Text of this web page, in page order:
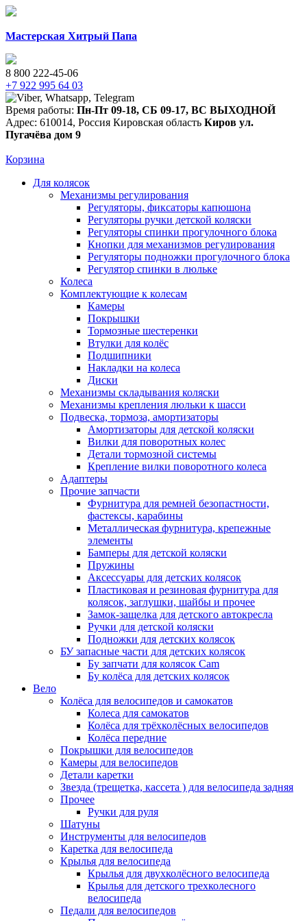
Мастерская Хитрый Папа
8 800 222-45-06
+7 922 995 64 03
Время работы: Пн-Пт 09-18, СБ 09-17, ВС ВЫХОДНОЙ
Адрес: 610014, Россия Кировская область Киров ул.
Пугачёва дом 9
Корзина
Для колясок
Механизмы регулирования
Регуляторы, фиксаторы капюшона
Регуляторы ручки детской коляски
Регуляторы спинки прогулочного блока
Кнопки для механизмов регулирования
Регуляторы подножки прогулочного блока
Регулятор спинки в люльке
Колеса
Комплектующие к колесам
Камеры
Покрышки
Тормозные шестеренки
Втулки для колёс
Подшипники
Накладки на колеса
Диски
Механизмы складывания коляски
Механизмы крепления люльки к шасси
Подвеска, тормоза, амортизаторы
Амортизаторы для детской коляски
Вилки для поворотных колес
Детали тормозной системы
Крепление вилки поворотного колеса
Адаптеры
Прочие запчасти
Фурнитура для ремней безопастности,
фастексы, карабины
Металлическая фурнитура, крепежные
элементы
Бамперы для детской коляски
Пружины
Аксессуары для детских колясок
Пластиковая и резиновая фурнитура для
колясок, заглушки, шайбы и прочее
Замок-защелка для детского автокресла
Ручки для детской коляски
Подножки для детских колясок
БУ запасные части для детских колясок
Бу запчати для колясок Cam
Бу колёса для детских колясок
Вело
Колёса для велосипедов и самокатов
Колеса для самокатов
Колёса для трёхколёсных велосипедов
Колёса передние
Покрышки для велосипедов
Камеры для велосипедов
Детали каретки
Звезда (трещетка, кассета ) для велосипеда задняя
Прочее
Ручки для руля
Шатуны
Инструменты для велосипедов
Каретка для велосипеда
Крылья для велосипеда
Крылья для двухколёсного велосипеда
Крылья для детского трехколесного
велосипеда
Педали для велосипедов